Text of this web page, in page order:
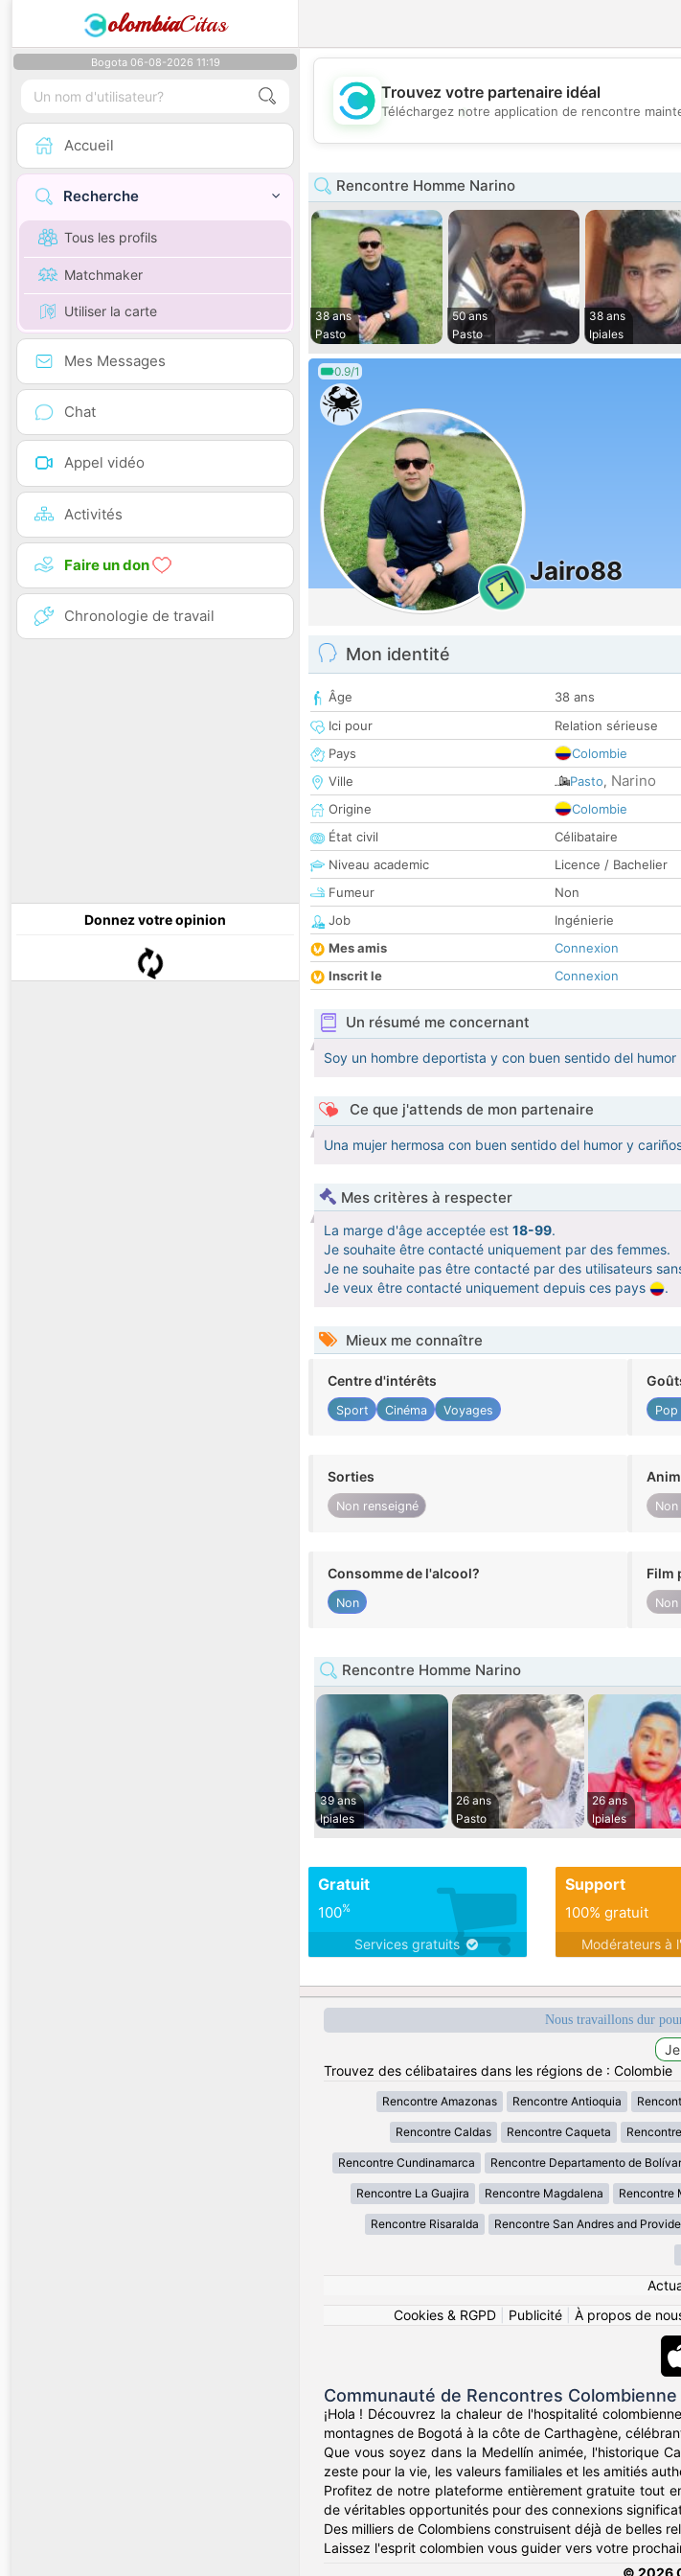
olombiaCitas
Bogota 06-08-2026 11:19
Accueil
Recherche
Tous les profils
Matchmaker
Utiliser la carte
Mes Messages
Chat
Appel vidéo
Activités
Faire un don
Chronologie de travail
Donnez votre opinion
Trouvez votre partenaire idéal
Téléchargez notre application de rencontre
Rencontre Homme Narino
38 ans
Pasto
50 ans
Pasto
38 ans
Ipiales
0.9/1
1
Jairo88
Mon identité
Âge
38 ans
Ici pour
Relation sérieuse
Pays
Colombie
Ville
Pasto, Narino
Origine
Colombie
État civil
Célibataire
Niveau academic
Licence / Bachelier
Fumeur
Non
Job
Ingénierie
Mes amis
Connexion
Inscrit le
Connexion
Un résumé me concernant
Soy un hombre deportista y con buen sentido del humor
Ce que j'attends de mon partenaire
Una mujer hermosa con buen sentido del humor y
Mes critères à respecter
La marge d'âge acceptée est 18-99.
Je souhaite être contacté uniquement par des femmes.
Je ne souhaite pas être contacté par des utilisateurs
Je veux être contacté uniquement depuis ces pays
.
Mieux me connaître
Centre d'intérêts
Sport Cinéma Voyages
Sorties
Non renseigné
Consomme de l'alcool?
Non
Film
Rencontre Homme Narino
39 ans
Ipiales
26 ans
Pasto
26 ans
Ipiales
Gratuit
100%
Services gratuits
Support
100% gratuit
Modérateurs à
Nous travaillons dur
Trouvez des célibataires dans les régions de : Colombie
Rencontre Amazonas Rencontre Antioquia
Rencontre Caldas Rencontre Caqueta
Rencontre Cundinamarca Rencontre Departamento de Bolívar
Rencontre La Guajira Rencontre Magdalena Rencontre
Rencontre Risaralda Rencontre San Andres and
Cookies & RGPD| Publicité| À propos de
Communauté de Rencontres
¡Hola ! Découvrez la chaleur de l'hospitalité
montagnes de Bogotá à la côte de Carthagène,
Que vous soyez dans la Medellín animée, l'historique
zeste pour la vie, les valeurs familiales et les amitiés
Profitez de notre plateforme entièrement gratuite tout
de véritables opportunités pour des connexions
Des milliers de Colombiens construisent déjà de belles
Laissez l'esprit colombien vous guider vers votre
© 2026